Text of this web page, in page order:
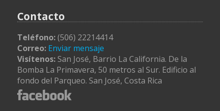
Contacto
Teléfono:(506) 22214414
Correo: Enviar mensaje
Visítenos: San José, Barrio La California. De la
Bomba La Primavera, 50 metros al Sur. Edificio al
fondo del Parqueo. San José, Costa Rica